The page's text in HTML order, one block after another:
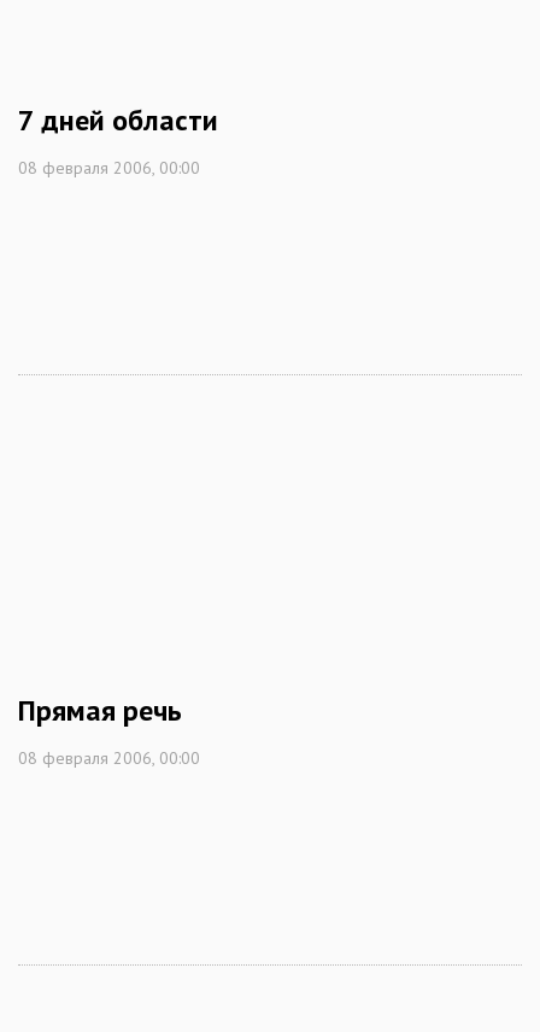
7 дней области
08 февраля 2006, 00:00
Прямая речь
08 февраля 2006, 00:00